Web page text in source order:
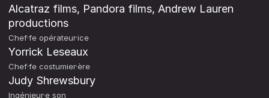
Alcatraz films, Pandora films, Andrew Lauren
productions
Chef·fe opérateur·ice
Yorrick Leseaux
Chef·fe costumier·ère
Judy Shrewsbury
Ingénieur·e son